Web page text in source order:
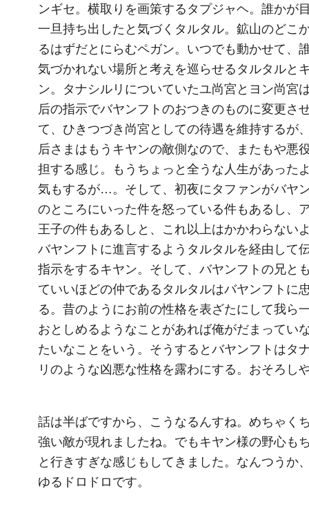
ンギセ。横取りを画策するタプジャヘ。誰かが
一旦持ち出したと気づくタルタル。鉱山のどこ
るはずだとにらむペガン。いつでも動かせて、
気づかれない場所と考えを巡らせるタルタルと
ン。タナシルリについていたユ尚宮とヨン尚宮
后の指示でバヤンフトのおつきのものに変更さ
て、ひきつづき尚宮としての待遇を維持するが
后さまはもうキヤンの敵側なので、またもや悪
担する感じ。もうちょっと全うな人生があった
気もするが…。そして、初夜にタファンがバヤ
のところにいった件を怒っている件もあるし、
王子の件もあるしと、これ以上はかかわらない
バヤンフトに進言するようタルタルを経由して
指示をするキヤン。そして、バヤンフトの兄と
ていいほどの仲であるタルタルはバヤンフトに
る。昔のようにお前の性格を表ざたにして我ら
おとしめるようなことがあれば俺がだまってい
たいなことをいう。そうするとバヤンフトはタ
リのような凶悪な性格を露わにする。おそろし
話は半ばですから、こうなるんすね。めちゃく
強い敵が現れましたね。でもキヤン様の野心も
と行きすぎな感じもしてきました。なんつうか
ゆるドロドロです。